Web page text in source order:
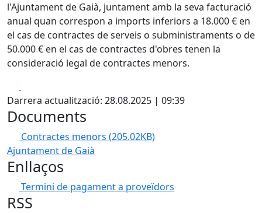
l'Ajuntament de Gaià, juntament amb la seva facturació
anual quan correspon a imports inferiors a 18.000 € en
el cas de contractes de serveis o subministraments o de
50.000 € en el cas de contractes d'obres tenen la
consideració legal de contractes menors.
Darrera actualització: 28.08.2025 | 09:39
Documents
Contractes menors (205.02KB)
Ajuntament de Gaià
Enllaços
Termini de pagament a proveïdors
RSS